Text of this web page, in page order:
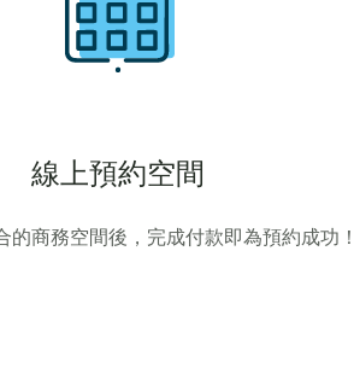
線上預約空間
的商務空間後，完成付款即為預約成功